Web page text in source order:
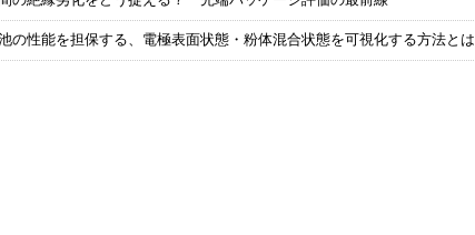
の性能を担保する、電極表面状態・粉体混合状態を可視化する方法とは